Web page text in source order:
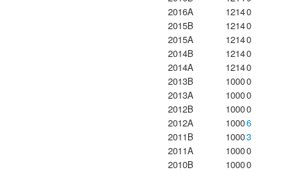
2016A
12140
2015B
12140
2015A
12140
2014B
12140
2014A
12140
2013B
10000
2013A
10000
2012B
10000
2012A
10006
2011B
10003
2011A
10000
2010B
10000